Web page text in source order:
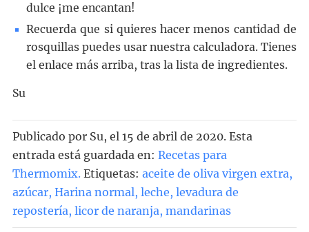
dulce ¡me encantan!
Recuerda que si quieres hacer menos cantidad de
rosquillas puedes usar nuestra calculadora. Tienes
el enlace más arriba, tras la lista de ingredientes.
Su
Publicado por Su, el 15 de abril de 2020. Esta
entrada está guardada en: Recetas para
Thermomix. Etiquetas: aceite de oliva virgen extra,
azúcar, Harina normal, leche, levadura de
repostería, licor de naranja, mandarinas